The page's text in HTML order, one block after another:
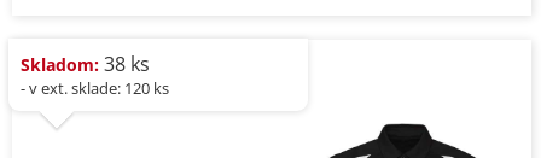
Skladom: 38 ks
- v ext. sklade: 120 ks